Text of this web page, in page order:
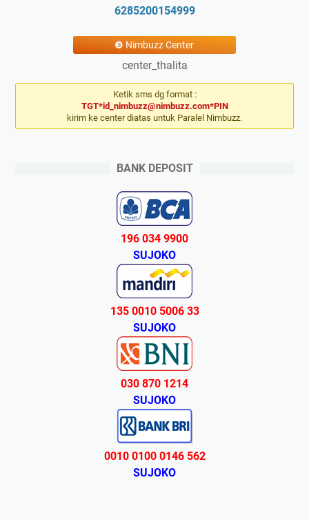
6285200154999
❸ Nimbuzz Center
center_thalita
Ketik sms dg format :
TGT*id_nimbuzz@nimbuzz.com*PIN
kirim ke center diatas untuk Paralel Nimbuzz.
BANK DEPOSIT
196 034 9900
SUJOKO
135 0010 5006 33
SUJOKO
030 870 1214
SUJOKO
0010 0100 0146 562
SUJOKO